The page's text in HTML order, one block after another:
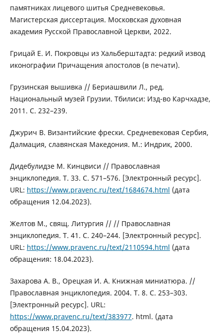
памятниках лицевого шитья Средневековья.
Магистерская диссертация. Московская духовная
академия Русской Православной Церкви, 2022.
Грицай Е. И. Покровцы из Хальберштадта: редкий извод
иконографии Причащения апостолов (в печати).
Грузинская вышивка // Бериашвили Л., ред.
Национальный музей Грузии. Тбилиси: Изд-во Карчхадзе,
2011. С. 232–239.
Джурич В. Византийские фрески. Средневековая Сербия,
Далмация, славянская Македония. М.: Индрик, 2000.
Дидебулидзе М. Кинцвиси // Православная
энциклопедия. Т. 33. С. 571–576. [Электронный ресурс].
URL: https://www.pravenc.ru/text/1684674.html (дата
обращения 12.04.2023).
Желтов М., свящ. Литургия // // Православная
энциклопедия. Т. 41. С. 240–244. [Электронный ресурс].
URL: https://www.pravenc.ru/text/2110594.html (дата
обращения: 18.04.2023).
Захарова А. В., Орецкая И. А. Книжная миниатюра. //
Православная энциклопедия. 2004. Т. 8. С. 253–303.
[Электронный ресурс]. URL:
https://www.pravenc.ru/text/383977. html. (дата
обращения 15.04.2023).